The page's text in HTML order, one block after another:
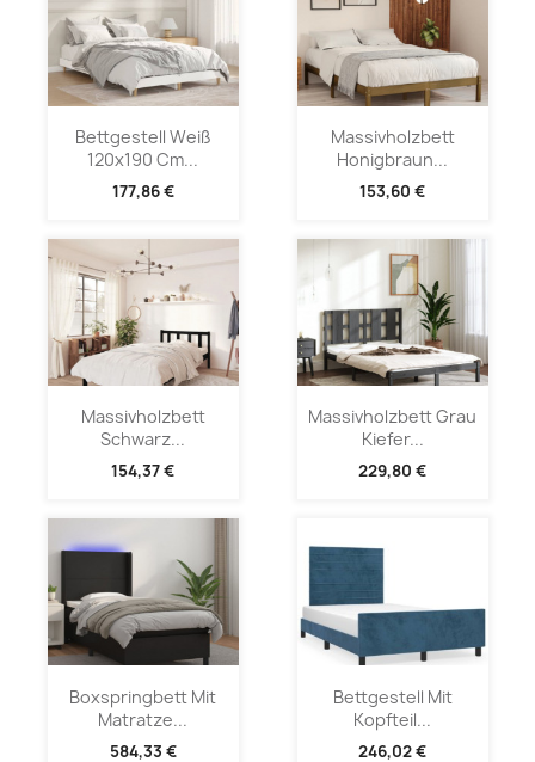
Bettgestell Weiß
120x190 Cm...
177,86 €
Massivholzbett
Honigbraun...
153,60 €
Massivholzbett
Schwarz...
154,37 €
Massivholzbett Grau
Kiefer...
229,80 €
Boxspringbett Mit
Matratze...
584,33 €
Bettgestell Mit
Kopfteil...
246,02 €